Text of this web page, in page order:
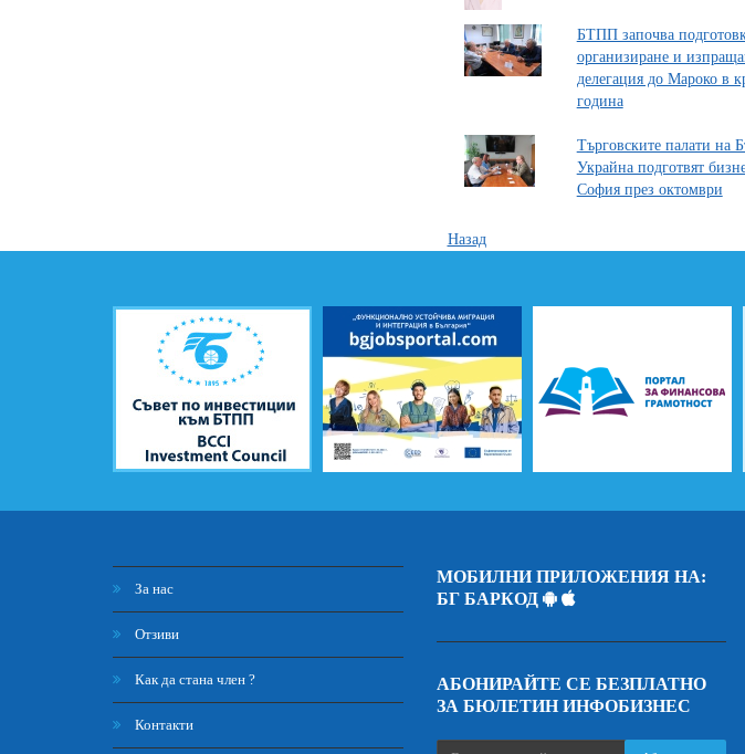
БТПП започва
организиране и
делегация до Мароко в
година
Търговските палати на
Украйна подготвят
София през октомври
Назад
За нас
Отзиви
Как да стана член ?
Контакти
МОБИЛНИ ПРИЛОЖЕНИЯ НА:
БГ БАРКОД
АБОНИРАЙТЕ СЕ БЕЗПЛАТНО
ЗА БЮЛЕТИН ИНФОБИЗНЕС